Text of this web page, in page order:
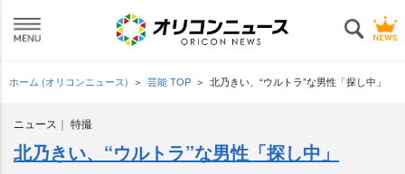
ホーム (オリコンニュース) 芸能 TOP 北乃きい、“ウルトラ”な男性「探し中」
ニュース 特撮
北乃きい、“ウルトラ”な男性「探し中」